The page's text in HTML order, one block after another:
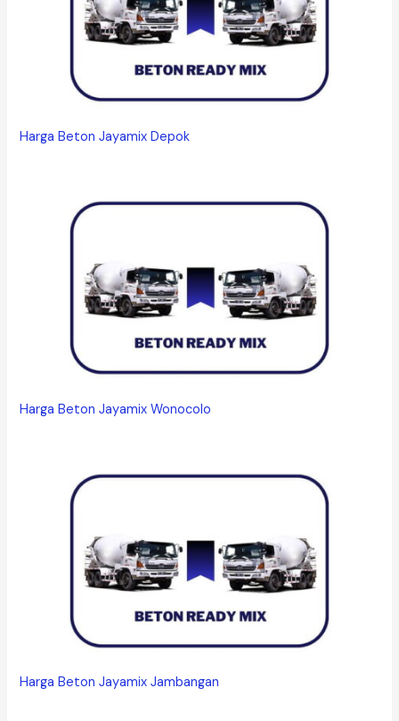
Harga Beton Jayamix Depok
Harga Beton Jayamix Wonocolo
Harga Beton Jayamix Jambangan